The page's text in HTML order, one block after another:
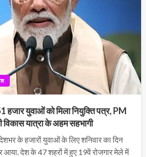
हजार युवाओं को मिला नियुक्ति पत्र, PM
यात्रा के अहम सहभागी
के हजारों युवाओं के लिए शनिवार का दिन
आया. देश के 47 शहरों में हुए 19वें रोजगार मेले में